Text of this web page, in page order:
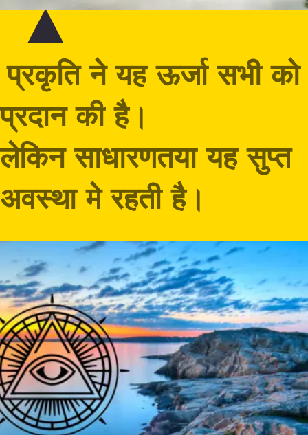
प्रकृति ने यह ऊर्जा सभी को
प्रदान की है।
लेकिन साधारणतया यह सुप्त
अवस्था मे रहती है।